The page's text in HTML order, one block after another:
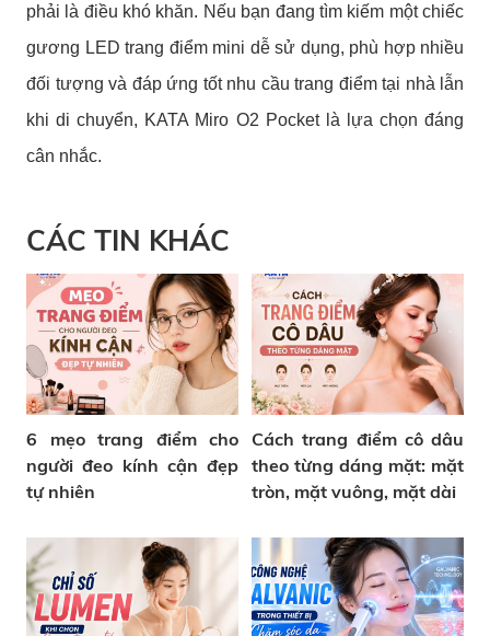
phải là điều khó khăn. Nếu bạn đang tìm kiếm một chiếc
gương LED trang điểm mini dễ sử dụng, phù hợp nhiều
đối tượng và đáp ứng tốt nhu cầu trang điểm tại nhà lẫn
khi di chuyển, KATA Miro O2 Pocket là lựa chọn đáng
cân nhắc.
CÁC TIN KHÁC
6 mẹo trang điểm cho
người đeo kính cận đẹp
tự nhiên
Cách trang điểm cô dâu
theo từng dáng mặt: mặt
tròn, mặt vuông, mặt dài